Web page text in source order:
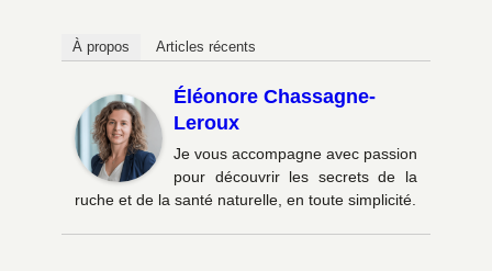
À propos Articles récents
Éléonore Chassagne-
Leroux
Je vous accompagne avec passion
pour découvrir les secrets de la
ruche et de la santé naturelle, en toute simplicité.